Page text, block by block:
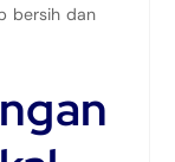
bersih dan